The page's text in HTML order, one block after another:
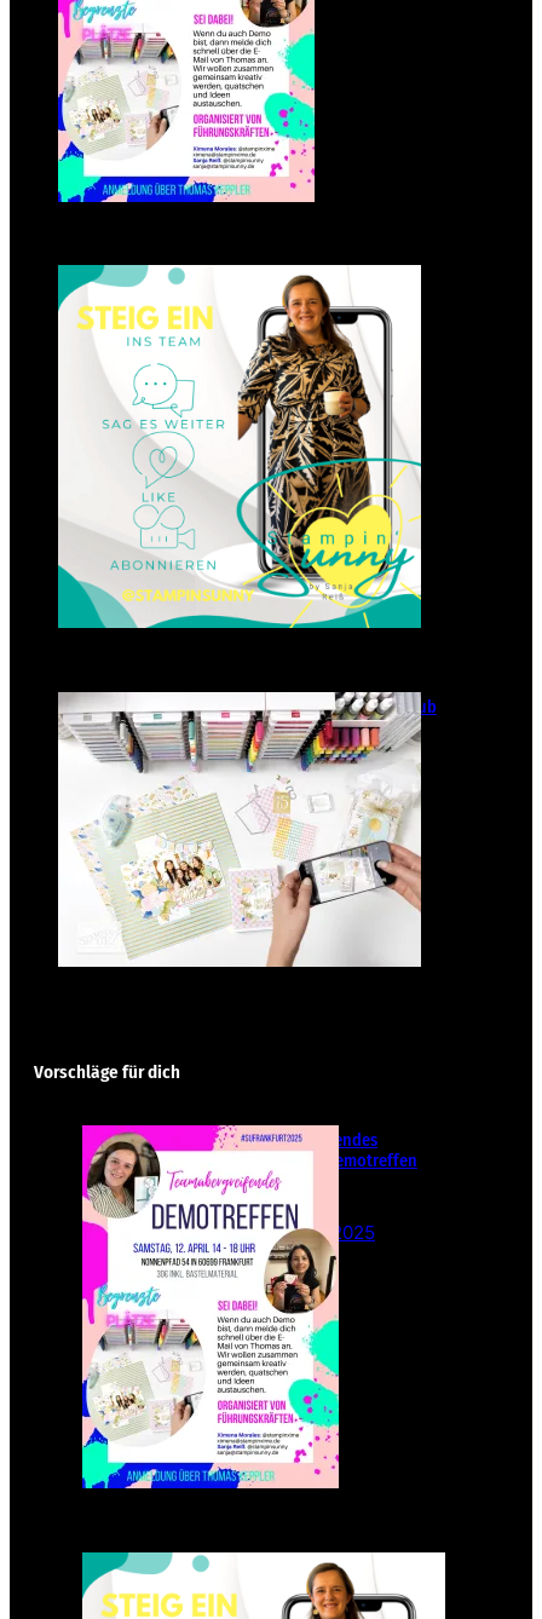
Einsteigen 2025 im Team
Stampin‘ Sunny
23. Januar 2025
GANZ NEU: Scrapbooking Club
2025
21. Januar 2025
Vorschläge für dich
Teamübergreifendes
Stampin‘ Up! Demotreffen
– Sei dabei!
26. Februar 2025
Einsteigen 2025 im Team
Stampin‘ Sunny